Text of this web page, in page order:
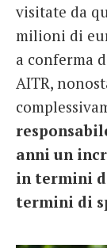
visitate da
milioni di
a conferma
AITR,
anni un
in termini
termini di